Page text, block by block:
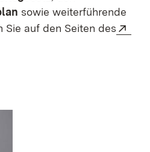
sowie weiterführende
Sie auf den Seiten des